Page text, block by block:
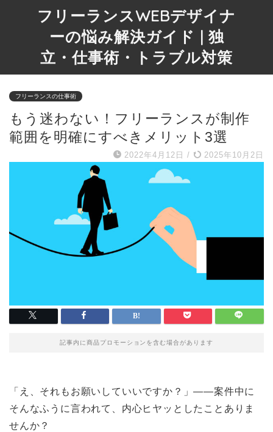
フリーランスWEBデザイナ
ーの悩み解決ガイド | 独
立・仕事術・トラブル対策
フリーランスの仕事術
もう迷わない！フリーランスが制作
範囲を明確にすべきメリット3選
2022年4月12日 / 2025年10月2日
記事内に商品プロモーションを含む場合があります
「え、それもお願いしていいですか？」――案件中に
そんなふうに言われて、内心ヒヤッとしたことありま
せんか？